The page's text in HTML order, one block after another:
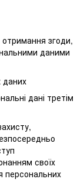
згоди,
даними
даних
дані третім
своїх
персональних